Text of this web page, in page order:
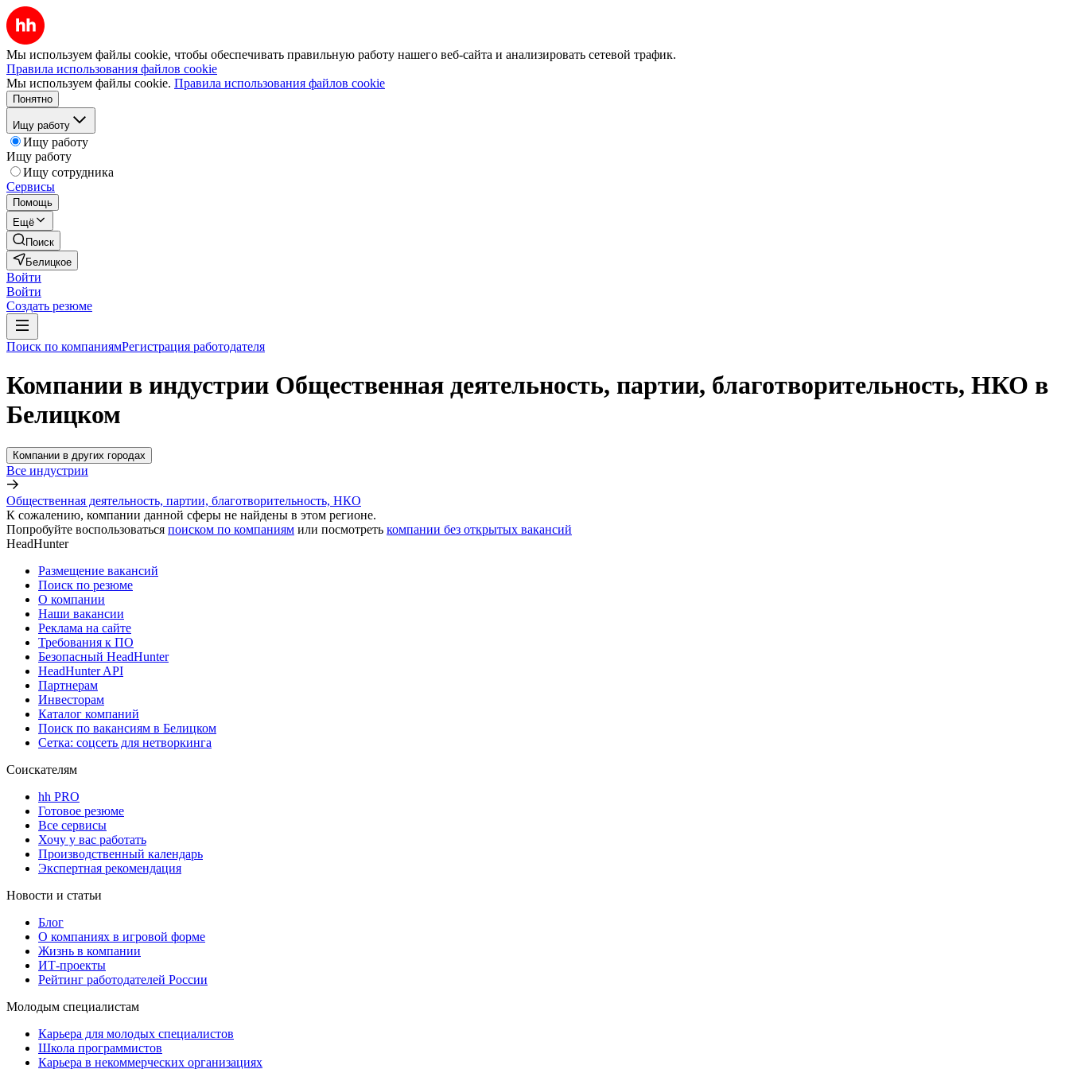
Мы используем файлы cookie, чтобы обеспечивать правильную работу нашего веб-сайта и анализировать сетевой трафик.
Правила использования файлов cookie
Мы используем файлы cookie. Правила использования файлов cookie
Понятно
Ищу работу
Ищу работу
Ищу работу
Ищу сотрудника
Сервисы
Помощь
Ещё
Поиск
Белицкое
Войти
Войти
Создать резюме
Поиск по компаниямРегистрация работодателя
Компании в индустрии Общественная деятельность, партии, благотворительность, НКО в
Белицком
Компании в других городах
Все индустрии
Общественная деятельность, партии, благотворительность, НКО
К сожалению, компании данной сферы не найдены в этом регионе.
Попробуйте воспользоваться поиском по компаниям или посмотреть компании без открытых вакансий
HeadHunter
Размещение вакансий
Поиск по резюме
О компании
Наши вакансии
Реклама на сайте
Требования к ПО
Безопасный HeadHunter
HeadHunter API
Партнерам
Инвесторам
Каталог компаний
Поиск по вакансиям в Белицком
Сетка: соцсеть для нетворкинга
Соискателям
hh PRO
Готовое резюме
Все сервисы
Хочу у вас работать
Производственный календарь
Экспертная рекомендация
Новости и статьи
Блог
О компаниях в игровой форме
Жизнь в компании
ИТ-проекты
Рейтинг работодателей России
Молодым специалистам
Карьера для молодых специалистов
Школа программистов
Карьера в некоммерческих организациях